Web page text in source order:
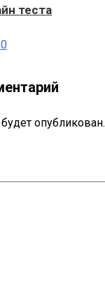
теста
опубликован.